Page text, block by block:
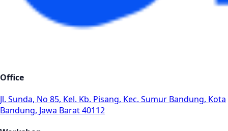
Office
Jl. Sunda, No 85, Kel. Kb. Pisang, Kec. Sumur Bandung, Kota
Bandung, Jawa Barat 40112